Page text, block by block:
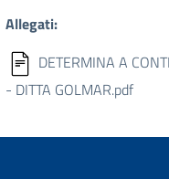
Allegati:
DETERMINA A
- DITTA GOLMAR.pdf